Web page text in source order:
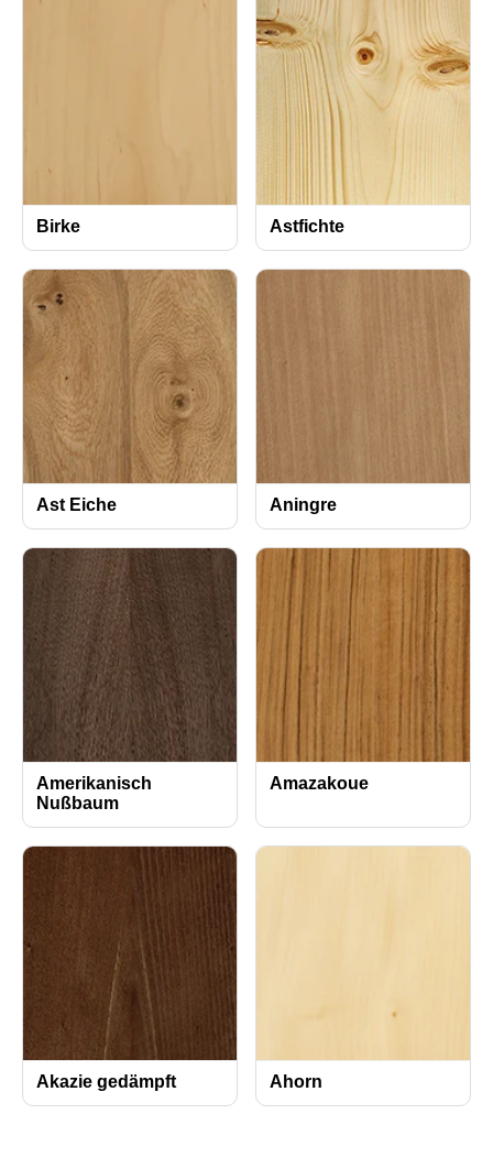
Birke Astfichte
Ast Eiche Aningre
Amerikanisch
Nußbaum
Amazakoue
Akazie gedämpft Ahorn